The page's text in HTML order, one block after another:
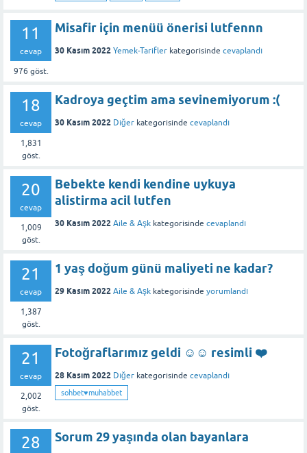
11
cevap
976 göst.
Misafir için menüü önerisi lutfennn
30 Kasım 2022 Yemek-Tarifler kategorisinde cevaplandı
18
cevap
1,831
göst.
Kadroya geçtim ama sevinemiyorum :(
30 Kasım 2022 Diğer kategorisinde cevaplandı
20
cevap
1,009
göst.
Bebekte kendi kendine uykuya
alistirma acil lutfen
30 Kasım 2022 Aile & Aşk kategorisinde cevaplandı
21
cevap
1,387
göst.
1 yaş doğum günü maliyeti ne kadar?
29 Kasım 2022 Aile & Aşk kategorisinde yorumlandı
21
cevap
2,002
göst.
Fotoğraflarımız geldi ☺️☺️ resimli ❤️
28 Kasım 2022 Diğer kategorisinde cevaplandı
sohbet♥️muhabbet
28 Sorum 29 yaşında olan bayanlara